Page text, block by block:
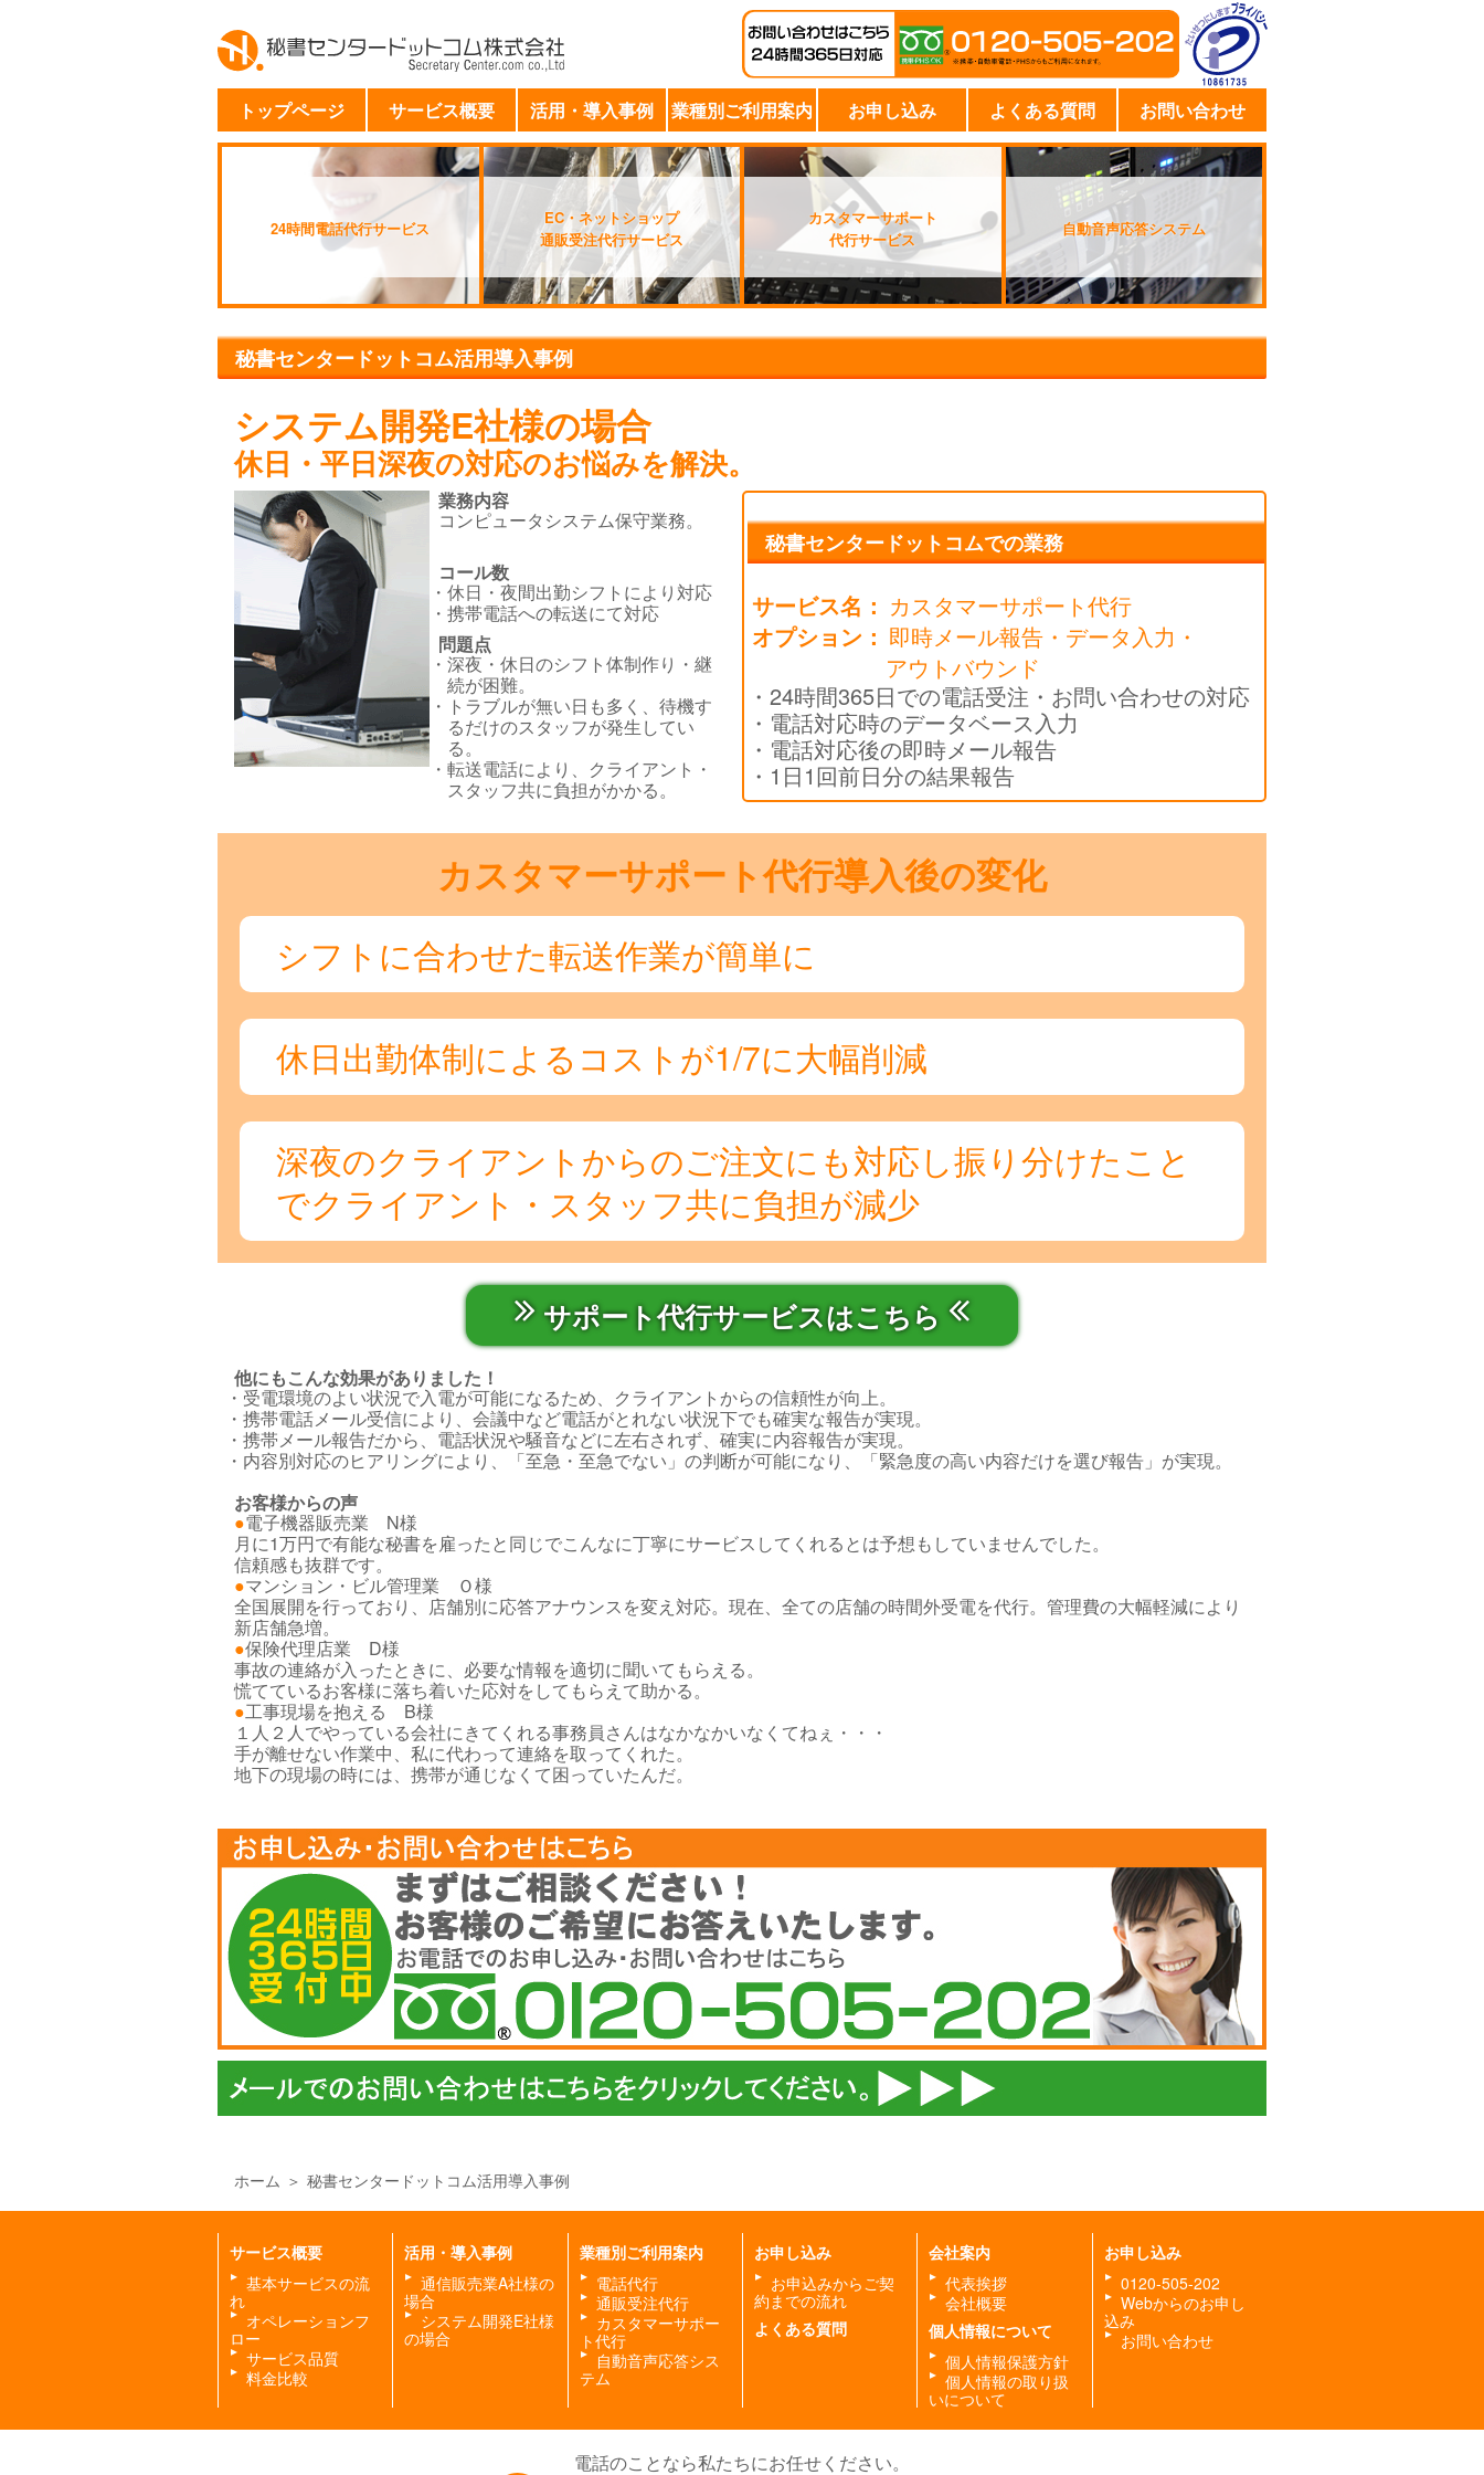
トップページ サービス概要 活用・導入事例 業種別ご利用案内 お申し込み よくある質問 お問い合わせ
24時間電話代行サービス
EC・ネットショップ
通販受注代行サービス
カスタマーサポート
代行サービス
自動音声応答システム
秘書センタードットコム活用導入事例
システム開発E社様の場合
休日・平日深夜の対応のお悩みを解決。
業務内容
コンピュータシステム保守業務。
コール数
休日・夜間出勤シフトにより対応
携帯電話への転送にて対応
問題点
深夜・休日のシフト体制作り・継
続が困難。
トラブルが無い日も多く、待機す
るだけのスタッフが発生してい
る。
転送電話により、クライアント・
スタッフ共に負担がかかる。
秘書センタードットコムでの業務
サービス名： カスタマーサポート代行
オプション： 即時メール報告・データ入力・
アウトバウンド
24時間365日での電話受注・お問い合わせの対応
電話対応時のデータベース入力
電話対応後の即時メール報告
1日1回前日分の結果報告
カスタマーサポート代行導入後の変化
シフトに合わせた転送作業が簡単に
休日出勤体制によるコストが1/7に大幅削減
深夜のクライアントからのご注文にも対応し振り分けたこと
でクライアント・スタッフ共に負担が減少
サポート代行サービスはこちら
他にもこんな効果がありました！
受電環境のよい状況で入電が可能になるため、クライアントからの信頼性が向上。
携帯電話メール受信により、会議中など電話がとれない状況下でも確実な報告が実現。
携帯メール報告だから、電話状況や騒音などに左右されず、確実に内容報告が実現。
内容別対応のヒアリングにより、「至急・至急でない」の判断が可能になり、「緊急度の高い内容だけを選び報告」が実現。
お客様からの声
電子機器販売業 N様
月に1万円で有能な秘書を雇ったと同じでこんなに丁寧にサービスしてくれるとは予想もしていませんでした。
信頼感も抜群です。
マンション・ビル管理業 Ｏ様
全国展開を行っており、店舗別に応答アナウンスを変え対応。現在、全ての店舗の時間外受電を代行。管理費の大幅軽減により
新店舗急増。
保険代理店業 D様
事故の連絡が入ったときに、必要な情報を適切に聞いてもらえる。
慌てているお客様に落ち着いた応対をしてもらえて助かる。
工事現場を抱える B様
１人２人でやっている会社にきてくれる事務員さんはなかなかいなくてねぇ・・・
手が離せない作業中、私に代わって連絡を取ってくれた。
地下の現場の時には、携帯が通じなくて困っていたんだ。
お
申
し
込
み・
お
問
い
合
わ
せ
ら
24
時
間
365
日
受
付
中
ま
ず
ホーム 秘書センタードットコム活用導入事例
サービス概要
基本サービスの流
れ
オペレーションフ
ロー
サービス品質
料金比較
活用・導入事例
通信販売業A社様の
場合
システム開発E社様
の場合
業種別ご利用案内
電話代行
通販受注代行
カスタマーサポー
ト代行
自動音声応答シス
テム
お申し込み
お申込みからご契
約までの流れ
よくある質問
会社案内
代表挨拶
会社概要
個人情報について
個人情報保護方針
個人情報の取り扱
いについて
お申し込み
0120-505-202
Webからのお申し
込み
お問い合わせ
電話のことなら私たちにお任せください。